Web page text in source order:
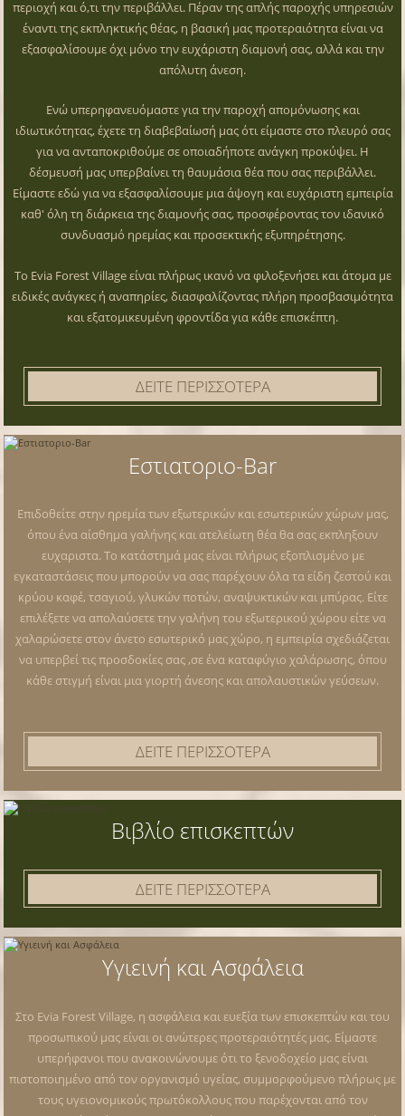
περιοχή και ό,τι την περιβάλλει. Πέραν της απλής παροχής υπηρεσιών
έναντι της εκπληκτικής θέας, η βασική μας προτεραιότητα είναι να
εξασφαλίσουμε όχι μόνο την ευχάριστη διαμονή σας, αλλά και την
απόλυτη άνεση.
Ενώ υπερηφανευόμαστε για την παροχή απομόνωσης και
ιδιωτικότητας, έχετε τη διαβεβαίωσή μας ότι είμαστε στο πλευρό σας
για να ανταποκριθούμε σε οποιαδήποτε ανάγκη προκύψει. Η
δέσμευσή μας υπερβαίνει τη θαυμάσια θέα που σας περιβάλλει.
Είμαστε εδώ για να εξασφαλίσουμε μια άψογη και ευχάριστη εμπειρία
καθ' όλη τη διάρκεια της διαμονής σας, προσφέροντας τον ιδανικό
συνδυασμό ηρεμίας και προσεκτικής εξυπηρέτησης.
Το Evia Forest Village είναι πλήρως ικανό να φιλοξενήσει και άτομα με
ειδικές ανάγκες ή αναπηρίες, διασφαλίζοντας πλήρη προσβασιμότητα
και εξατομικευμένη φροντίδα για κάθε επισκέπτη.
ΔΕΙΤΕ ΠΕΡΙΣΣΟΤΕΡΑ
Εστιατοριο-Bar
Επιδοθείτε στην ηρεμία των εξωτερικών και εσωτερικών χώρων μας,
όπου ένα αίσθημα γαλήνης και ατελείωτη θέα θα σας εκπληξουν
ευχαριστα. Το κατάστημά μας είναι πλήρως εξοπλισμένο με
εγκαταστάσεις που μπορούν να σας παρέχουν όλα τα είδη ζεστού και
κρύου καφέ, τσαγιού, γλυκών ποτών, αναψυκτικών και μπύρας. Είτε
επιλέξετε να απολαύσετε την γαλήνη του εξωτερικού χώρου είτε να
χαλαρώσετε στον άνετο εσωτερικό μας χώρο, η εμπειρία σχεδιάζεται
να υπερβεί τις προσδοκίες σας ,σε ένα καταφύγιο χαλάρωσης, όπου
κάθε στιγμή είναι μια γιορτή άνεσης και απολαυστικών γεύσεων.
ΔΕΙΤΕ ΠΕΡΙΣΣΟΤΕΡΑ
Βιβλίο επισκεπτών
ΔΕΙΤΕ ΠΕΡΙΣΣΟΤΕΡΑ
Υγιεινή και Ασφάλεια
Στο Evia Forest Village, η ασφάλεια και ευεξία των επισκεπτών και του
προσωπικού μας είναι οι ανώτερες προτεραιότητές μας. Είμαστε
υπερήφανοι που ανακοινώνουμε ότι το ξενοδοχείο μας είναι
πιστοποιημένο από τον οργανισμό υγείας, συμμορφούμενο πλήρως με
τους υγειονομικούς πρωτόκολλους που παρέχονται από τον